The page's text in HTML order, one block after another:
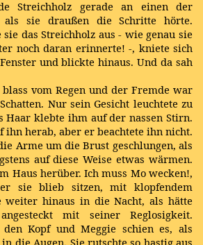
Streichholz gerade an einen der
als sie draußen die Schritte hörte.
das Streichholz aus - wie genau sie
noch daran erinnerte! -, kniete sich
und blickte hinaus. Und da sah
vom Regen und der Fremde war
Nur sein Gesicht leuchtete zu
Haar klebte ihm auf der nassen Stirn.
ihn herab, aber er beachtete ihn nicht.
Arme um die Brust geschlungen, als
auf diese Weise etwas wärmen.
Haus herüber. Ich muss Mo wecken!,
sie blieb sitzen, mit klopfendem
weiter hinaus in die Nacht, als hätte
mit seiner Reglosigkeit.
Kopf und Meggie schien es, als
die Augen. Sie rutschte so hastig aus